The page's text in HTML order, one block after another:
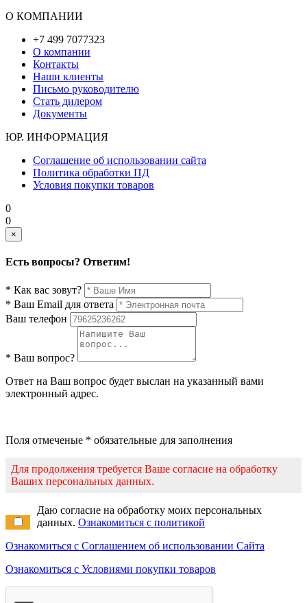
О КОМПАНИИ
+7 499 7077323
О компании
Контакты
Наши клиенты
Письмо руководителю
Стать дилером
Документы
ЮР. ИНФОРМАЦИЯ
Соглашение об использовании сайта
Политика обработки ПД
Условия покупки товаров
0
0
×
Есть вопросы? Ответим!
* Как вас зовут?
* Ваш Email для ответа
Ваш телефон
* Ваш вопрос?
Ответ на Ваш вопрос будет выслан на указанный вами
электронный адрес.
Поля отмеченые * обязательные для заполнения
Для продолжения требуется Ваше согласие на обработку
Ваших персональных данных.
Даю согласие на обработку моих персональных
данных. Ознакомиться с политикой
Ознакомиться с Соглашением об использовании Сайта
Ознакомиться с Условиями покупки товаров